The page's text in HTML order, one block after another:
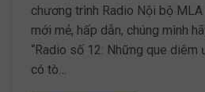
chương trình Radio Nội bộ
mới mẻ, hấp dẫn, chúng mình
“Radio số 12: Những que diêm
có tò…